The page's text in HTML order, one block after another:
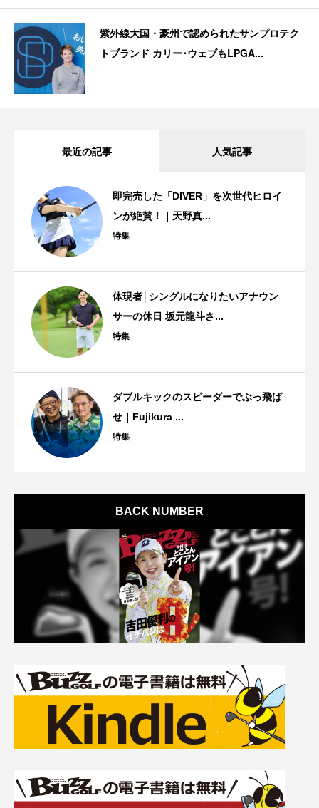
紫外線大国・豪州で認められたサンプロテク
トブランド カリー･ウェブもLPGA...
最近の記事 人気記事
即完売した「DIVER」を次世代ヒロイ
ンが絶賛！｜天野真...
特集
体現者│シングルになりたいアナウン
サーの休日 坂元龍斗さ...
特集
ダブルキックのスピーダーでぶっ飛ば
せ｜Fujikura ...
特集
BACK NUMBER